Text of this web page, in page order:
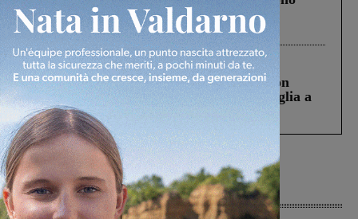
Gianni, Giulia e Franco. Lo schianto, il
processo, lo stop ai sorpassi fra tir....
Cronaca 3 Agosto 2026
Scomparso da una struttura di Castiglion
Fiorentino l’uomo che aveva ucciso la figlia a
Levane nel 2020